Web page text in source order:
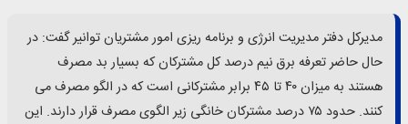
مدیرکل دفتر مدیریت انرژی و برنامه ریزی امور مشتریان توانیر گفت: در
حال حاضر تعرفه برق نیم درصد کل مشترکان که بسیار بد مصرف
هستند به میزان ۴۰ تا ۴۵ برابر مشترکانی است که در الگو مصرف می‌
کنند. حدود ۷۵ درصد مشترکان خانگی زیر الگوی مصرف قرار دارند. این